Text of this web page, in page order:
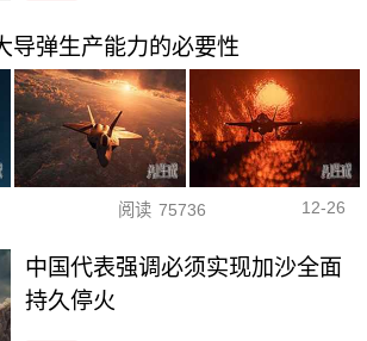
导弹生产能力的必要性
阅读 75736 12-26
中国代表强调必须实现加沙全面
持久停火